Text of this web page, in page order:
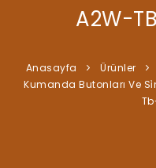
BLOG
A2W-
Anasayfa Ürünler
Kumanda Butonları Ve